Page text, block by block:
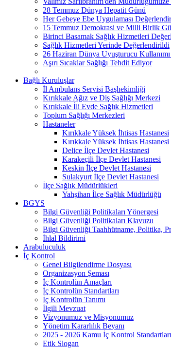
28 Temmuz Dünya Hepatit Günü
Her Gebeye Ebe Uygulaması
15 Temmuz Demokrasi ve Milli Birlik
Birinci Basamak Sağlık Hizmetleri
Sağlık Hizmetleri Yerinde Değerlendirildi
26 Haziran Dünya Uyuşturucu
Aşırı Sıcaklar Sağlığı Tehdit Ediyor
Bağlı Kuruluşlar
İl Ambulans Servisi Başhekimliği
Kırıkkale Ağız ve Diş Sağlığı Merkezi
Kırıkkale İli Evde Sağlık Hizmetleri
Toplum Sağlığı Merkezleri
Hastaneler
Kırıkkale Yüksek İhtisas Hastanesi
Kırıkkale Yüksek İhtisas
Delice İlçe Devlet Hastanesi
Karakeçili İlçe Devlet Hastanesi
Keskin İlçe Devlet Hastanesi
Sulakyurt İlçe Devlet Hastanesi
İlçe Sağlık Müdürlükleri
Yahşihan İlçe Sağlık Müdürlüğü
BGYS
Bilgi Güvenliği Politikaları Yönergesi
Bilgi Güvenliği Politikaları Klavuzu
Bilgi Güvenliği Taahhütname, Politika,
İhlal Bildirimi
Arabuluculuk
İç Kontrol
Genel Bilgilendirme Dosyası
Organizasyon Şeması
İç Kontrolün Amaçları
İç Kontrolün Standartları
İç Kontrolün Tanımı
İlgili Mevzuat
Vizyonumuz ve Misyonumuz
Yönetim Kararlılık Beyanı
2025 - 2026 Kamu İç Kontrol
Etik Slogan